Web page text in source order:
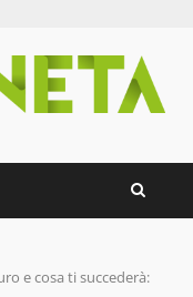
e cosa ti succederà: